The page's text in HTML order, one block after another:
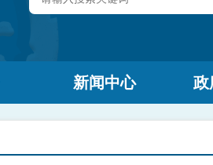
新闻中心 政